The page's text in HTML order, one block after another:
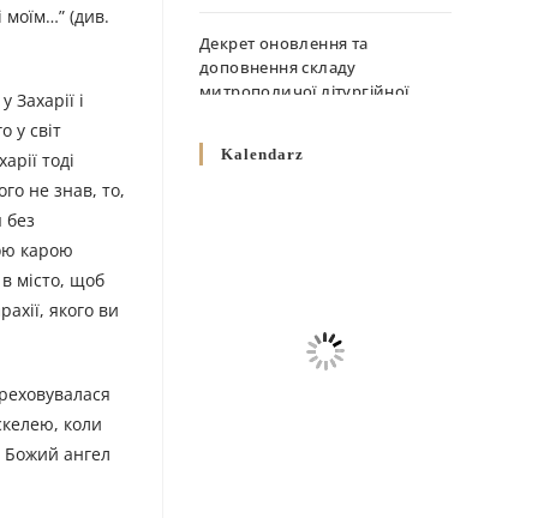
моїм…” (див.
і
у світ
тоді
не знав, то,
без
карою
місто, щоб
якого ви
коли
Божий ангел
Декрет оновлення та
доповнення складу
митрополичої літургійної
10 GRUDNIA 2025
Декрет про відзначення
Великодня і всіх рухомих
Kalendarz